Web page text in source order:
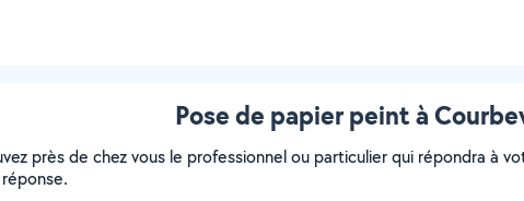
Pose de papier peint à
près de chez vous le professionnel ou particulier qui répondra